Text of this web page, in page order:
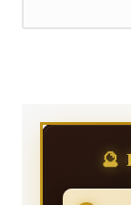
🔮